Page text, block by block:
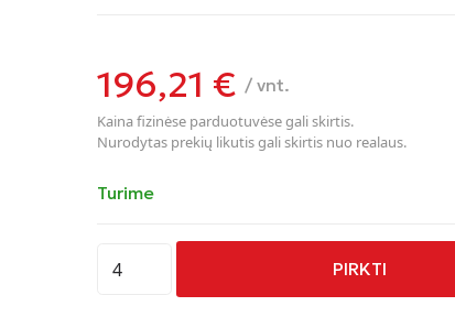
196,21 € / vnt.
Kaina fizinėse parduotuvėse gali skirtis.
Nurodytas prekių likutis gali skirtis nuo realaus.
Turime
kiekis:
PIRKTI